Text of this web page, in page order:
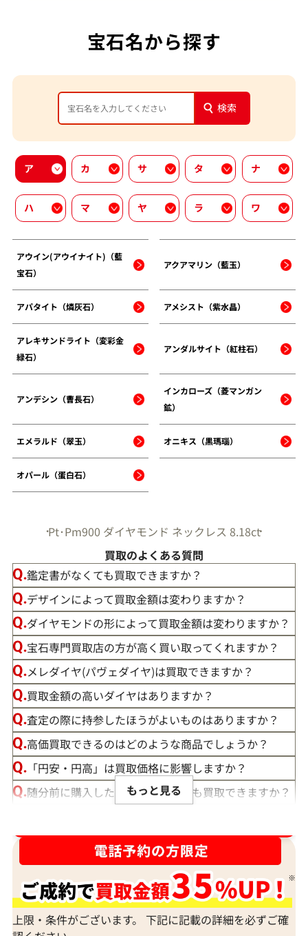
宝石名から探す
検索
ア カ サ タ ナ
ハ マ ヤ ラ ワ
アウイン(アウイナイト)（藍
宝石）
アクアマリン（藍玉）
アパタイト（燐灰石） アメシスト（紫水晶）
アレキサンドライト（変彩金
緑石）
アンダルサイト（紅柱石）
アンデシン（曹長石）
インカローズ（菱マンガン
鉱）
エメラルド（翠玉） オニキス（黒瑪瑙）
オパール（蛋白石）
Pt･Pm900 ダイヤモンド ネックレス 8.18ct
買取のよくある質問
鑑定書がなくても買取できますか？
デザインによって買取金額は変わりますか？
ダイヤモンドの形によって買取金額は変わりますか？
宝石専門買取店の方が高く買い取ってくれますか？
メレダイヤ(パヴェダイヤ)は買取できますか？
買取金額の高いダイヤはありますか？
査定の際に持参したほうがよいものはありますか？
高価買取できるのはどのような商品でしょうか？
「円安・円高」は買取価格に影響しますか？
随分前に購入したダイヤモンドでも買取できますか？
宝石の大きさは買取価格に影響する？
ダイヤモンドの買取価格には、どんなことが影響しま
すか？
身分証明書がなぜ必要？
もっと見る
上限・条件がございます。 下記に記載の詳細を必ずご確